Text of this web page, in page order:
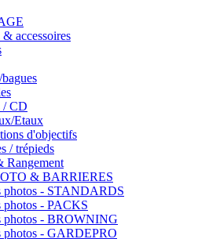
accessoires
/ CD
Etaux
d'objectifs
/ trépieds
Rangement
& BARRIERES
photos - STANDARDS
photos - PACKS
photos - BROWNING
photos - GARDEPRO